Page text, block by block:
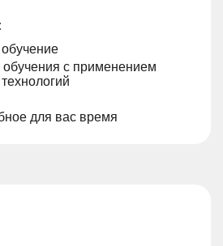
с применением
для вас время